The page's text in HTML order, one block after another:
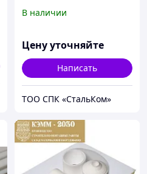
В наличии
Цену уточняйте
Написать
ТОО СПК «СтальКом»